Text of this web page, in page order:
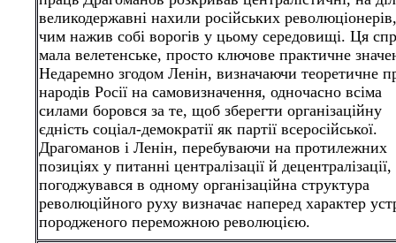
великодержавні нахили російських революціонерів,
чим нажив собі ворогів у цьому середовищі. Ця
мала велетенське, просто ключове практичне
Недаремно згодом Ленін, визначаючи теоретичне
народів Росії на самовизначення, одночасно всіма
силами боровся за те, щоб зберегти організаційну
єдність соціал-демократії як партії всеросійської.
Драгоманов і Ленін, перебуваючи на протилежних
позиціях у питанні централізації й децентралізації,
погоджувався в одному організаційна структура
революційного руху визначає наперед характер
породженого переможною революцією.